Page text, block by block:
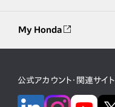
My Honda
公式アカウント・関連サイト